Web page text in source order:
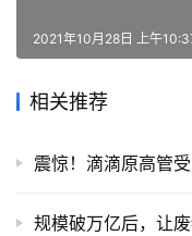
2021年10月28日 上午
相关推荐
震惊！滴滴原高管受
规模破万亿后，让